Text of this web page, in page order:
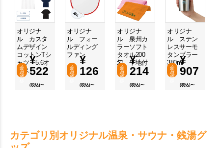
オリジナ
ル カスタ
ムデザイン
コットンTシ
ャツ 5.6オ
ンス
会
員
価
¥
522
(税込)〜
オリジナ
ル フォー
ルディング
ファン
会
員
価
¥
126
(税込)〜
オリジナ
ル 泉州カ
ラーソフト
タオル200
匁 平地付
き
会
員
価
¥
214
(税込)〜
オリジナ
ル ステン
レスサーモ
タンブラー
380ml
会
員
価
¥
907
(税込)〜
カテゴリ別オリジナル温泉・サウナ・銭湯グ